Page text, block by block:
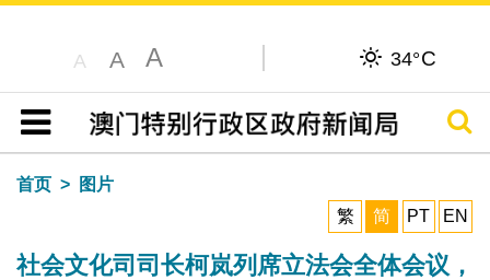
A A A 34°C
目录
搜寻
首页
图片
繁
简 PT EN
社会文化司司长柯岚列席立法会全体会议，